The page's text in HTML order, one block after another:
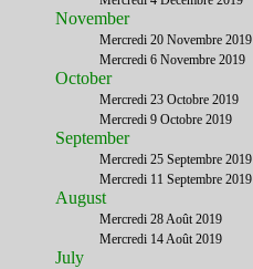
Le French District est le premier guide sur
internet en Français sur les Etats-Unis.
Notre principe : Le meilleur des Etats-Unis
par ceux qui y vivent.
November
Mercredi 20 Novembre 2019
Mercredi 6 Novembre 2019
October
Mercredi 23 Octobre 2019
Mercredi 9 Octobre 2019
September
Mercredi 25 Septembre 2019
Mercredi 11 Septembre 2019
August
Mercredi 28 Août 2019
Mercredi 14 Août 2019
July